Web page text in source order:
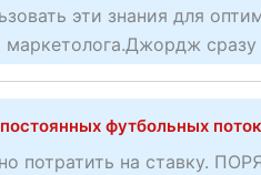
эти знания для
маркетолога.Джордж
футбольных
потратить на ставку.